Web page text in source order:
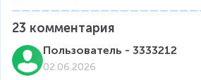
23 комментария
Пользователь - 3333212
02.06.2026